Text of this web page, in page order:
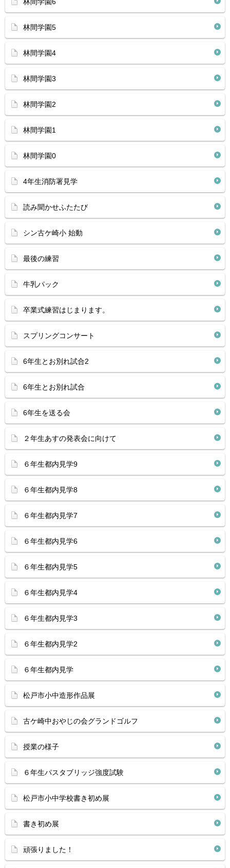
林間学園5
林間学園4
林間学園3
林間学園2
林間学園1
林間学園0
4年生消防署見学
読み聞かせふたたび
シン古ケ崎小 始動
最後の練習
牛乳パック
卒業式練習はじまります。
スプリングコンサート
6年生とお別れ試合2
6年生とお別れ試合
6年生を送る会
２年生あすの発表会に向けて
６年生都内見学9
６年生都内見学8
６年生都内見学7
６年生都内見学6
６年生都内見学5
６年生都内見学4
６年生都内見学3
６年生都内見学2
６年生都内見学
松戸市小中造形作品展
古ケ崎中おやじの会グランドゴルフ
授業の様子
６年生パスタブリッジ強度試験
松戸市小中学校書き初め展
書き初め展
頑張りました！